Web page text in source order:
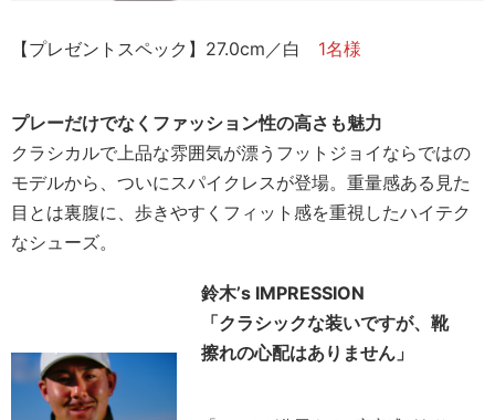
【プレゼントスペック】27.0cm／白 1名様
プレーだけでなくファッション性の高さも魅力
クラシカルで上品な雰囲気が漂うフットジョイならではの
モデルから、ついにスパイクレスが登場。重量感ある見た
目とは裏腹に、歩きやすくフィット感を重視したハイテク
なシューズ。
鈴木’s IMPRESSION
「クラシックな装いですが、靴
擦れの心配はありません」